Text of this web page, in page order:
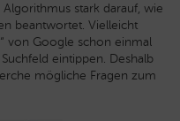
stark darauf, wie
beantwortet. Vielleicht
von Google schon einmal
eintippen. Deshalb
mögliche Fragen zum